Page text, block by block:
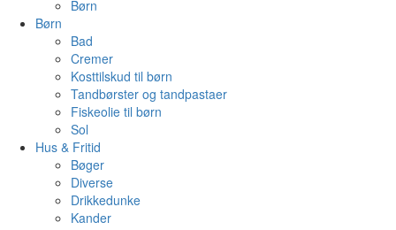
Børn
Børn
Bad
Cremer
Kosttilskud til børn
Tandbørster og tandpastaer
Fiskeolie til børn
Sol
Hus & Fritid
Bøger
Diverse
Drikkedunke
Kander